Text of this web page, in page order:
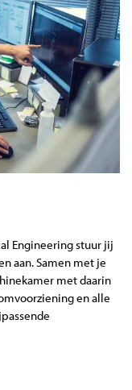
Engineering stuur jij
aan. Samen met je
met daarin
en alle